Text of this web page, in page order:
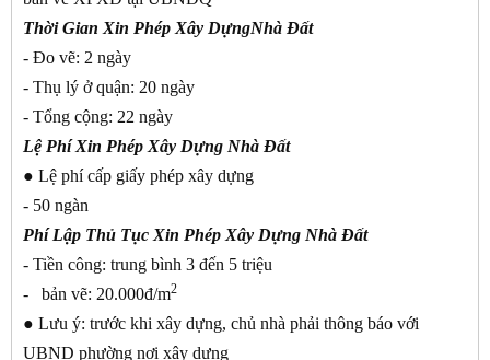
Thời Gian Xin Phép Xây DựngNhà Đất
- Đo vẽ: 2 ngày
- Thụ lý ở quận: 20 ngày
- Tổng cộng: 22 ngày
Lệ Phí Xin Phép Xây Dựng Nhà Đất
● Lệ phí cấp giấy phép xây dựng
- 50 ngàn
Phí Lập Thủ Tục Xin Phép Xây Dựng Nhà Đất
- Tiền công: trung bình 3 đến 5 triệu
- bản vẽ: 20.000đ/m2
● Lưu ý: trước khi xây dựng, chủ nhà phải thông báo với
UBND phường nơi xây dựng